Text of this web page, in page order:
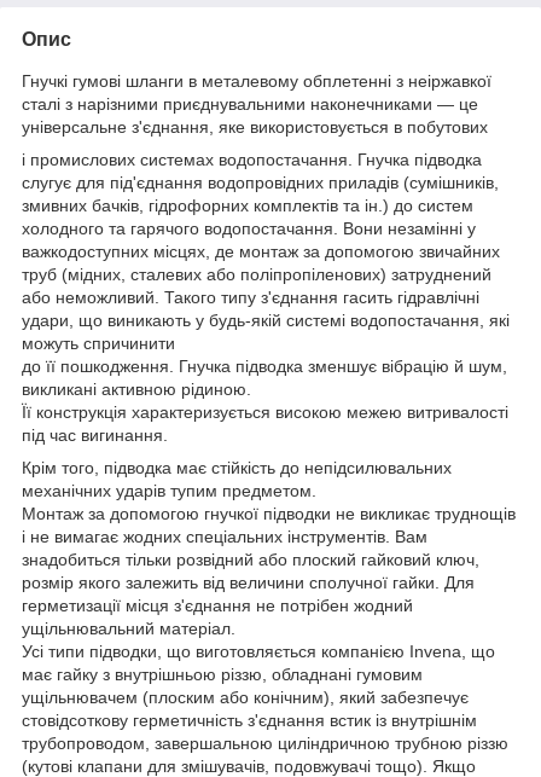
Опис
Гнучкі гумові шланги в металевому обплетенні з неіржавкої
сталі з нарізними приєднувальними наконечниками — це
універсальне з'єднання, яке використовується в побутових
і промислових системах водопостачання. Гнучка підводка
слугує для під'єднання водопровідних приладів (сумішників,
змивних бачків, гідрофорних комплектів та ін.) до систем
холодного та гарячого водопостачання. Вони незамінні у
важкодоступних місцях, де монтаж за допомогою звичайних
труб (мідних, сталевих або поліпропіленових) затруднений
або неможливий. Такого типу з'єднання гасить гідравлічні
удари, що виникають у будь-якій системі водопостачання, які
можуть спричинити
до її пошкодження. Гнучка підводка зменшує вібрацію й шум,
викликані активною рідиною.
Її конструкція характеризується високою межею витривалості
під час вигинання.
Крім того, підводка має стійкість до непідсилювальних
механічних ударів тупим предметом.
Монтаж за допомогою гнучкої підводки не викликає труднощів
і не вимагає жодних спеціальних інструментів. Вам
знадобиться тільки розвідний або плоский гайковий ключ,
розмір якого залежить від величини сполучної гайки. Для
герметизації місця з'єднання не потрібен жодний
ущільнювальний матеріал.
Усі типи підводки, що виготовляється компанією Invena, що
має гайку з внутрішньою різзю, обладнані гумовим
ущільнювачем (плоским або конічним), який забезпечує
стовідсоткову герметичність з'єднання встик із внутрішнім
трубопроводом, завершальною циліндричною трубною різзю
(кутові клапани для змішувачів, подовжувачі тощо). Якщо